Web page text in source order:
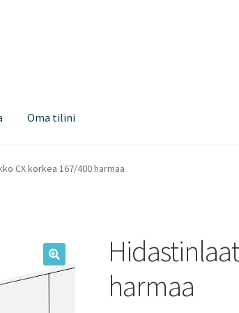
Oma tilini
CX korkea 167/400 harmaa
harmaa